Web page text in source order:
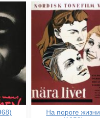
На пороге жизни